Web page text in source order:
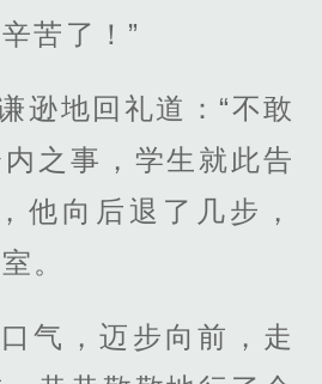
苦了！”
逊地回礼道：“不敢
之事，学生就此告
他向后退了几步，
。
气，迈步向前，走